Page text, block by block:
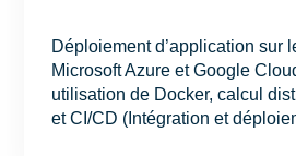
Déploiement d’application sur
Microsoft Azure et Google
utilisation de Docker, calcul
et CI/CD (Intégration et